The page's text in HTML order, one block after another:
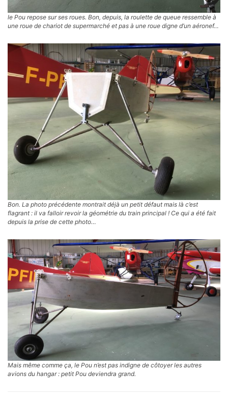
le Pou repose sur ses roues. Bon, depuis, la roulette de queue ressemble à
une roue de chariot de supermarché et pas à une roue digne d’un aéronef…
Bon. La photo précédente montrait déjà un petit défaut mais là c’est
flagrant : il va falloir revoir la géométrie du train principal ! Ce qui a été fait
depuis la prise de cette photo…
Mais même comme ça, le Pou n’est pas indigne de côtoyer les autres
avions du hangar : petit Pou deviendra grand.